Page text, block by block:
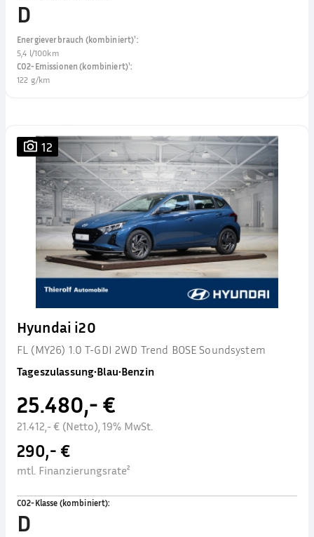
D
Energieverbrauch (kombiniert)¹:
5,4 l/100km
CO2-Emissionen (kombiniert)¹:
122 g/km
12
Hyundai i20
FL (MY26) 1.0 T-GDI 2WD Trend BOSE Soundsystem
Tageszulassung•Blau•Benzin
25.480,- €
21.412,- € (Netto), 19% MwSt.
290,- €
mtl. Finanzierungsrate²
CO2-Klasse (kombiniert):
D